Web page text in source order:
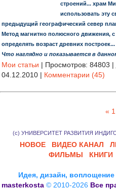
строений... храм
использовать эту
предыдущий географический север
Метод магнитно полюсного движения,
определять возраст древних построек...
Что наглядно и показывается в
Мои статьи | Просмотров: 84803 |
04.12.2010 | Комментарии (45)
« 1
(с) УНИВЕРСИТЕТ РАЗВИТИЯ
НОВОЕ ВИДЕО КАНАЛ
ФИЛЬМЫ
КНИГИ
Идея, дизайн,
masterkosta © 2010-2026 Все